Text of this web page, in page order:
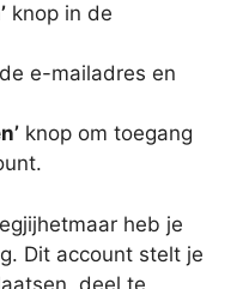
knop in de
e-mailadres en
knop om toegang
heb je
Dit account stelt je
deel te